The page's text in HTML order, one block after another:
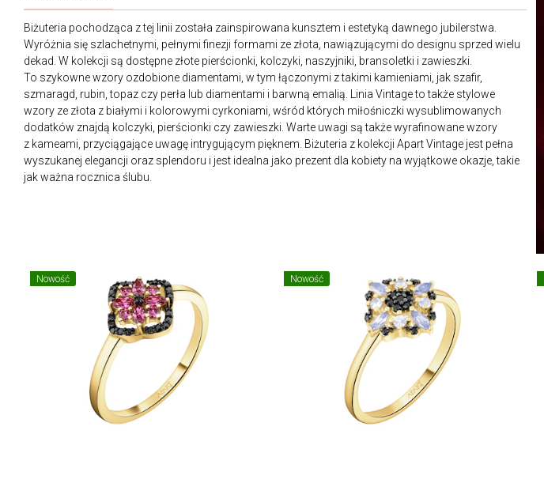
Biżuteria pochodząca z tej linii została zainspirowana kunsztem i estetyką dawnego jubilerstwa.
Wyróżnia się szlachetnymi, pełnymi finezji formami ze złota, nawiązującymi do designu sprzed wielu
dekad. W kolekcji są dostępne złote pierścionki, kolczyki, naszyjniki, bransoletki i zawieszki.
To szykowne wzory ozdobione diamentami, w tym łączonymi z takimi kamieniami, jak szafir,
szmaragd, rubin, topaz czy perła lub diamentami i barwną emalią. Linia Vintage to także stylowe
wzory ze złota z białymi i kolorowymi cyrkoniami, wśród których miłośniczki wysublimowanych
dodatków znajdą kolczyki, pierścionki czy zawieszki. Warte uwagi są także wyrafinowane wzory
z kameami, przyciągające uwagę intrygującym pięknem. Biżuteria z kolekcji Apart Vintage jest pełna
wyszukanej elegancji oraz splendoru i jest idealna jako prezent dla kobiety na wyjątkowe okazje, takie
jak ważna rocznica ślubu.
Nowość Nowość